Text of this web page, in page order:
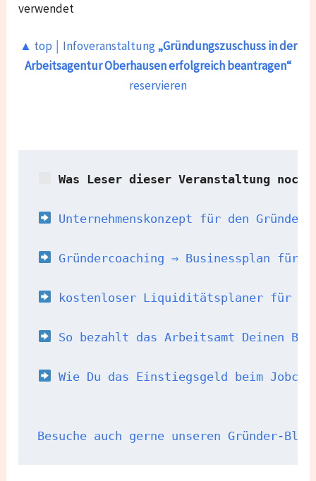
verwendet
▲ top ￨ Infoveranstaltung„Gründungszuschuss in der
ArbeitsagenturOberhausen erfolgreich beantragen“
reservieren
Was Leser dieser Veranstaltung
Unternehmenskonzept für den
Gründercoaching ⇒ Businessplan für
kostenloser Liquiditätsplaner für dem
So bezahlt das Arbeitsamt Deinen
Wie Du das Einstiegsgeld beim
Besuche auch gerne unseren Gründer-Blog